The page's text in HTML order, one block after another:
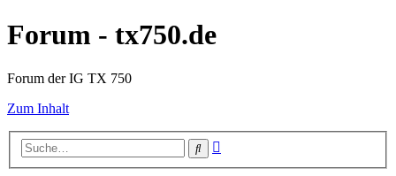
Forum - tx750.de
Forum der IG TX 750
Zum Inhalt
Suche